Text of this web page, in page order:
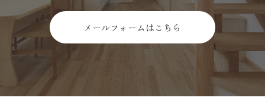
メールフォームはこちら